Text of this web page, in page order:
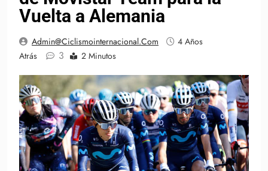
Vuelta a Alemania
Admin@ciclismointernacional.com
4 Años
Atrás
3 2 Minutos